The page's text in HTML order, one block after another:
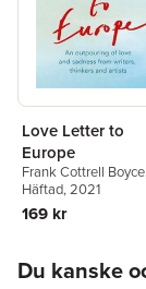
Love Letter to
Europe
Frank Cottrell Boyce
William Dalrymple
Margaret Drabble
Callow
Rowling
Holly
Pete Townshend ,
Häftad, 2021
169 kr
Du kanske